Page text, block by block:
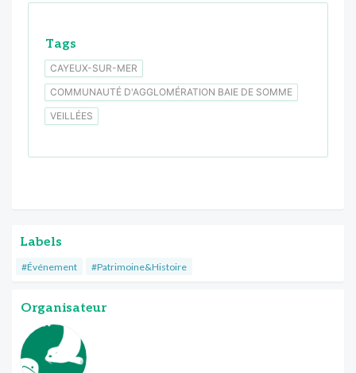
Tags
CAYEUX-SUR-MER
COMMUNAUTÉ D'AGGLOMÉRATION BAIE DE SOMME
VEILLÉES
Labels
#Événement #Patrimoine&Histoire
Organisateur